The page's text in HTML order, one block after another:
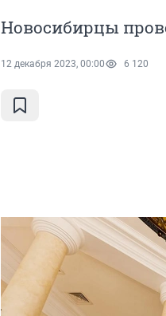
Новосибирцы
12 декабря 2023, 00:00 6 120